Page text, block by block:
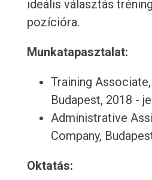
ideális választás
pozícióra.
Munkatapasztalat:
Training
Budapest, 2018 -
Administrative
Company,
Oktatás: